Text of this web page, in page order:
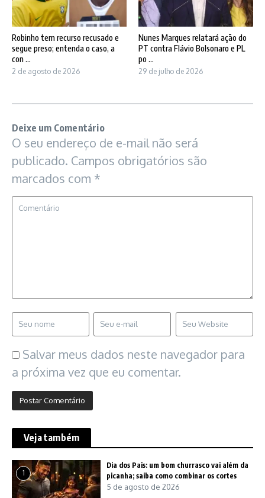
Robinho tem recurso recusado e
segue preso; entenda o caso, a
con ...
2 de agosto de 2026
Nunes Marques relatará ação do
PT contra Flávio Bolsonaro e PL
po ...
29 de julho de 2026
Deixe um Comentário
O seu endereço de e-mail não será
publicado. Campos obrigatórios são
marcados com *
Salvar meus dados neste navegador para
a próxima vez que eu comentar.
Veja também
1
Dia dos Pais: um bom churrasco vai além da
picanha; saiba como combinar os cortes
5 de agosto de 2026